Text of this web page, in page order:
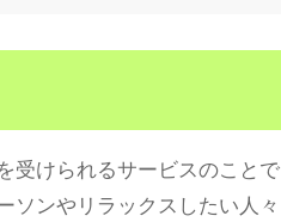
受けられるサービスのことで
ソンやリラックスしたい人々